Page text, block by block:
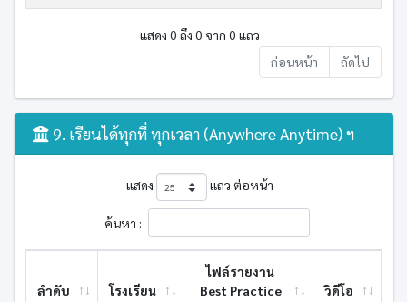
แสดง 0 ถึง 0 จาก 0 แถว
ก่อนหน้า
ถัดไป
9. เรียนได้ทุกที่ ทุกเวลา (Anywhere Anytime) ฯ
แสดง แถว ต่อหน้า
ค้นหา :
ลำดับ โรงเรียน
ไฟล์รายงาน
Best ​Practice
วิดีโอ